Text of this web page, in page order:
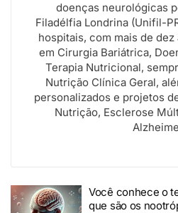
doenças neurológicas
Filadélfia Londrina (Unifil-
hospitais, com mais de
em Cirurgia Bariátrica,
Terapia Nutricional,
Nutrição Clínica Geral,
personalizados e projetos
Nutrição, Esclerose
Você conhece o
que são os